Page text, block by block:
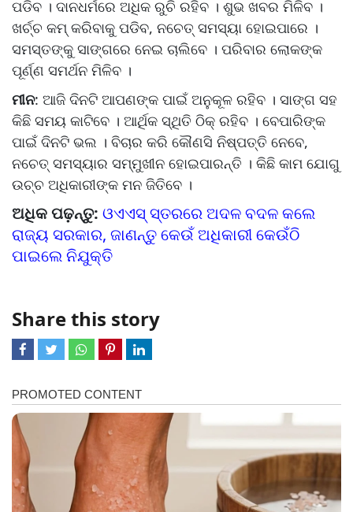
ପଡିବ । ଦାନଧର୍ମରେ ଅଧିକ ରୁଚି ରହିବ । ଶୁଭ ଖବର ମିଳିବ ।
ଖର୍ଚ୍ଚ କମ୍‌ କରିବାକୁ ପଡିବ, ନଚେତ୍‌ ସମସ୍ୟା ହୋଇପାରେ ।
ସମସ୍ତଙ୍କୁ ସାଙ୍ଗରେ ନେଇ ଚାଲିବେ । ପରିବାର ଲୋକଙ୍କ
ପୂର୍ଣ୍ଣ ସମର୍ଥନ ମିଳିବ ।
ମୀନ: ଆଜି ଦିନଟି ଆପଣଙ୍କ ପାଇଁ ଅନୁକୂଳ ରହିବ । ସାଙ୍ଗ ସହ
କିଛି ସମୟ କାଟିବେ । ଆର୍ଥିକ ସ୍ଥିତି ଠିକ୍‌ ରହିବ । ବେପାରିଙ୍କ
ପାଇଁ ଦିନଟି ଭଲ । ବିଚାର କରି କୌଣସି ନିଷ୍ପତ୍ତି ନେବେ,
ନଚେତ୍‌ ସମସ୍ୟାର ସମ୍ମୁଖୀନ ହୋଇପାରନ୍ତି । କିଛି କାମ ଯୋଗୁ
ଉଚ୍ଚ ଅଧିକାରୀଙ୍କ ମନ ଜିତିବେ ।
ଅଧିକ ପଢ଼ନ୍ତୁ: ଓଏଏସ୍‌‌ ସ୍ତରରେ ଅଦଳ ବଦଳ କଲେ
ରାଜ୍ୟ ସରକାର, ଜାଣନ୍ତୁ କେଉଁ ଅଧିକାରୀ କେଉଁଠି
ପାଇଲେ ନିଯୁକ୍ତି
Share this story